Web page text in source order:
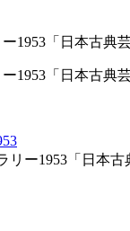
リー1953「日本